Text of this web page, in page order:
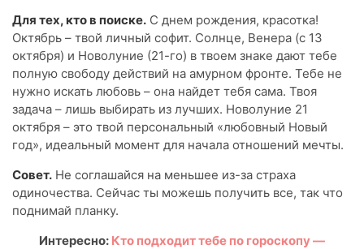
Для тех, кто в поиске. С днем рождения, красотка!
Октябрь – твой личный софит. Солнце, Венера (с 13
октября) и Новолуние (21-го) в твоем знаке дают тебе
полную свободу действий на амурном фронте. Тебе не
нужно искать любовь – она найдет тебя сама. Твоя
задача – лишь выбирать из лучших. Новолуние 21
октября – это твой персональный «любовный Новый
год», идеальный момент для начала отношений мечты.
Совет. Не соглашайся на меньшее из-за страха
одиночества. Сейчас ты можешь получить все, так что
поднимай планку.
Интересно: Кто подходит тебе по гороскопу —